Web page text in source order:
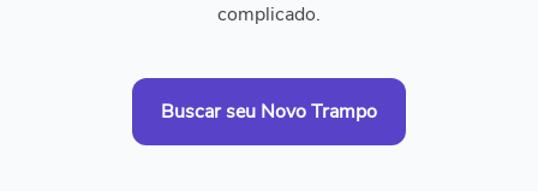
complicado.
Buscar seu Novo Trampo